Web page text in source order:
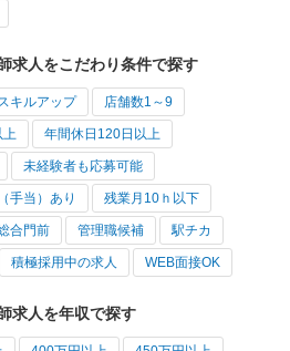
求人をこだわり条件で探す
キルアップ 店舗数1～9
上 年間休日120日以上
未経験者も応募可能
手当）あり 残業月10ｈ以下
合門前 管理職候補 駅チカ
積極採用中の求人 WEB面接OK
求人を年収で探す